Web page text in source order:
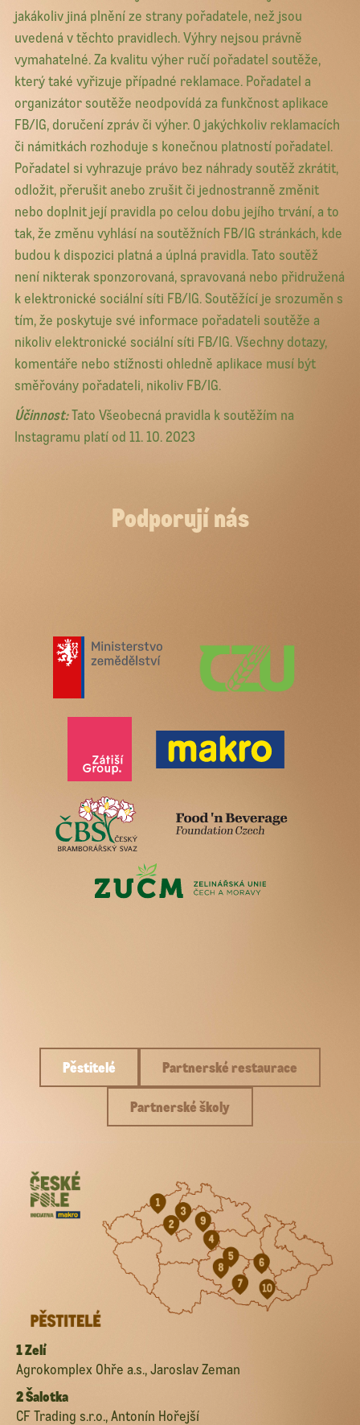
jakákoliv jiná plnění ze strany pořadatele, než jsou
uvedená v těchto pravidlech. Výhry nejsou právně
vymahatelné. Za kvalitu výher ručí pořadatel soutěže,
který také vyřizuje případné reklamace. Pořadatel a
organizátor soutěže neodpovídá za funkčnost aplikace
FB/IG, doručení zpráv či výher. O jakýchkoliv reklamacích
či námitkách rozhoduje s konečnou platností pořadatel.
Pořadatel si vyhrazuje právo bez náhrady soutěž zkrátit,
odložit, přerušit anebo zrušit či jednostranně změnit
nebo doplnit její pravidla po celou dobu jejího trvání, a to
tak, že změnu vyhlásí na soutěžních FB/IG stránkách, kde
budou k dispozici platná a úplná pravidla. Tato soutěž
není nikterak sponzorovaná, spravovaná nebo přidružená
k elektronické sociální síti FB/IG. Soutěžící je srozuměn s
tím, že poskytuje své informace pořadateli soutěže a
nikoliv elektronické sociální síti FB/IG. Všechny dotazy,
komentáře nebo stížnosti ohledně aplikace musí být
směřovány pořadateli, nikoliv FB/IG.
Účinnost:Tato Všeobecná pravidla k soutěžím na
Instagramu platí od 11. 10. 2023
Podporují nás
Pěstitelé Partnerské restaurace
Partnerské školy
1 Zelí
Agrokomplex Ohře a.s., Jaroslav Zeman
2 Šalotka
CF Trading s.r.o., Antonín Hořejší